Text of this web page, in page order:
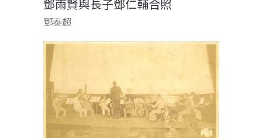
鄧雨賢與長子鄧仁輔合照
鄧泰超